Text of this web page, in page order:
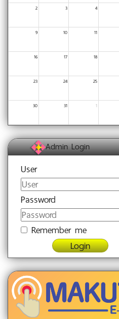
2 3 4
9 10 11
16 17 18
23 24 25
30 31 1
Admin Login
User
Password
Remember me
Login